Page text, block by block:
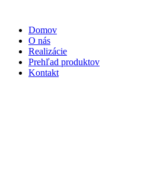
obsah
Domov
O nás
Realizácie
Prehľad produktov
Kontakt